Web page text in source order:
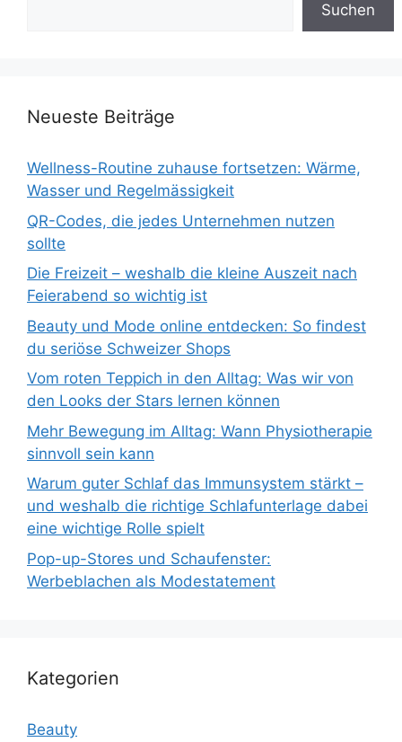
Suchen
Neueste Beiträge
Wellness-Routine zuhause fortsetzen: Wärme,
Wasser und Regelmässigkeit
QR-Codes, die jedes Unternehmen nutzen
sollte
Die Freizeit – weshalb die kleine Auszeit nach
Feierabend so wichtig ist
Beauty und Mode online entdecken: So findest
du seriöse Schweizer Shops
Vom roten Teppich in den Alltag: Was wir von
den Looks der Stars lernen können
Mehr Bewegung im Alltag: Wann Physiotherapie
sinnvoll sein kann
Warum guter Schlaf das Immunsystem stärkt –
und weshalb die richtige Schlafunterlage dabei
eine wichtige Rolle spielt
Pop-up-Stores und Schaufenster:
Werbeblachen als Modestatement
Kategorien
Beauty